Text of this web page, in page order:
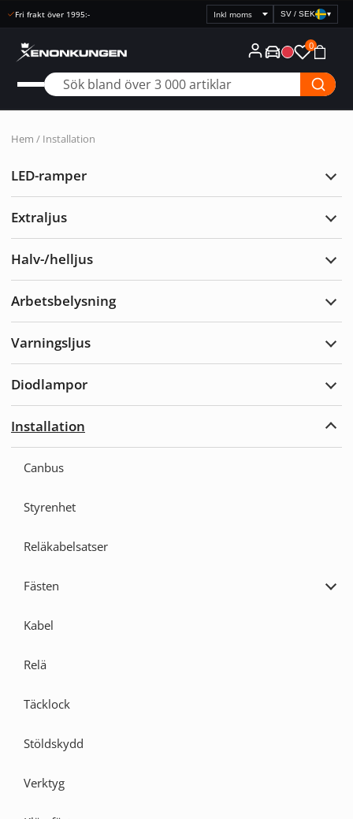
Fri frakt över 1995:-
Välj
prisvisning
SV / SEK ▾
0
Hem / Installation
LED-ramper
Extraljus
Halv-/helljus
Arbetsbelysning
Varningsljus
Diodlampor
Installation
Canbus
Styrenhet
Reläkabelsatser
Fästen
Kabel
Relä
Täcklock
Stöldskydd
Verktyg